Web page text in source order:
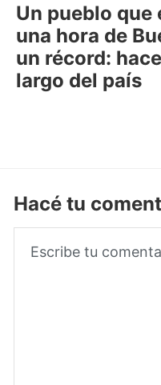
Un pueblo que
una hora de
un récord:
largo del país
Hacé tu